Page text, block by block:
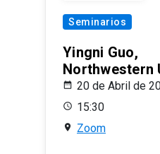
Seminarios
Yingni Guo,
Northwestern
20 de Abril de
15:30
Zoom